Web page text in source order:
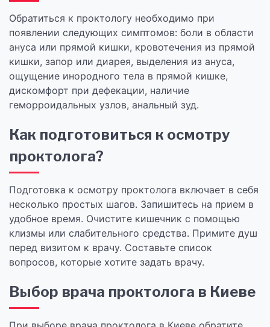
Обратиться к проктологу необходимо при
появлении следующих симптомов: боли в области
ануса или прямой кишки, кровотечения из прямой
кишки, запор или диарея, выделения из ануса,
ощущение инородного тела в прямой кишке,
дискомфорт при дефекации, наличие
геморроидальных узлов, анальный зуд.
Как подготовиться к осмотру
проктолога?
Подготовка к осмотру проктолога включает в себя
несколько простых шагов. Запишитесь на прием в
удобное время. Очистите кишечник с помощью
клизмы или слабительного средства. Примите душ
перед визитом к врачу. Составьте список
вопросов, которые хотите задать врачу.
Выбор врача проктолога в Киеве